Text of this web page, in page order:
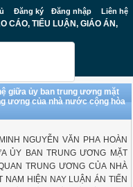
Đăng ký Đăng nhập Liên hệ
CÁO, TIỂU LUẬN, GIÁO ÁN,
giữa ủy ban trung ương mặt
ương của nhà nước cộng hòa
NGUYỄN VĂN PHA HOÀN
ỦY BAN TRUNG ƯƠNG MẶT
TRUNG ƯƠNG CỦA NHÀ
NAM HIỆN NAY LUẬN ÁN TIẾN